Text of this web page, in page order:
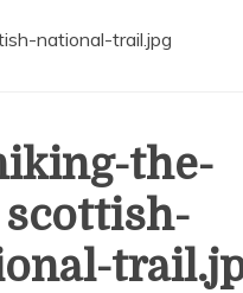
national-trail.jpg
the-
scottish-